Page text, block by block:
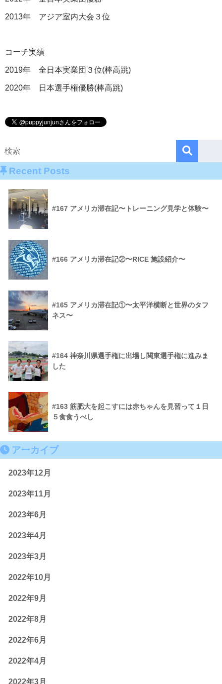
2013年 アジア室内大会３位
コーチ実績
2019年 全日本実業団３位(棒高跳)
2020年 日本選手権優勝(棒高跳)
Recent Posts
#167 アメリカ滞在記〜トレーニング見学と体験〜
#166 アメリカ滞在記②〜RICE 施設紹介〜
#165 アメリカ滞在記①〜太平洋横断と世界のタフ
ネス〜
#164 神奈川県選手権に出場し関東選手権に進みま
した
#163 筋肥大を起こすには赤ちゃんを見習って１日
５食食うべし
アーカイブ
2023年12月
2023年11月
2023年6月
2023年4月
2023年3月
2022年10月
2022年9月
2022年8月
2022年6月
2022年4月
2022年3月